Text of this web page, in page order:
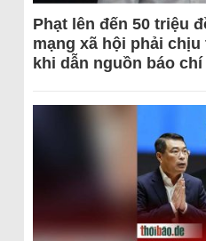
Phạt lên đến 50 triệu
mạng xã hội phải
khi dẫn nguồn báo chí